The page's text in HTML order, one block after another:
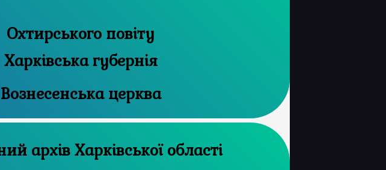
Охтирського повіту
Харківська губернія
Вознесенська церква
Державний архів Харківської області